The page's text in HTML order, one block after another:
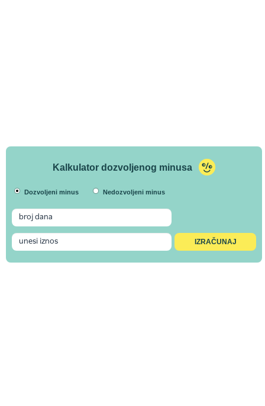
Kalkulator dozvoljenog minusa
Dozvoljeni minus Nedozvoljeni minus